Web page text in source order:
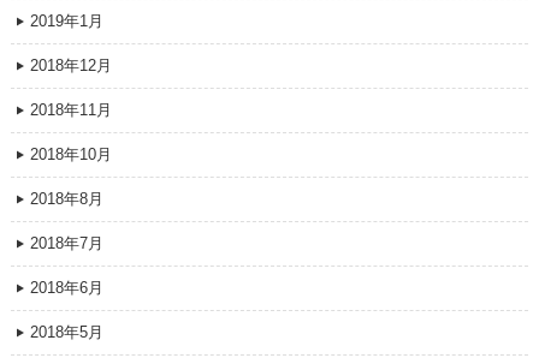
2019年1月
2018年12月
2018年11月
2018年10月
2018年8月
2018年7月
2018年6月
2018年5月